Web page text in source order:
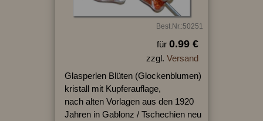
Best.Nr.:50251
für 0.99 €
zzgl. Versand
Glasperlen Blüten (Glockenblumen)
kristall mit Kupferauflage,
nach alten Vorlagen aus den 1920
Jahren in Gablonz / Tschechien neu